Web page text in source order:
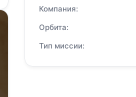
Компания:
Орбита:
Тип миссии: